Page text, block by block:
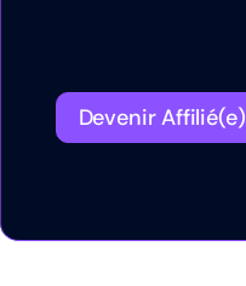
Devenir Affilié(e)